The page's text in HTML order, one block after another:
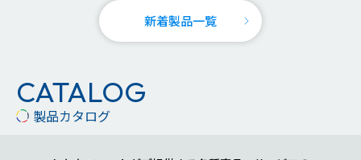
新着製品一覧
CATALOG
製品カタログ